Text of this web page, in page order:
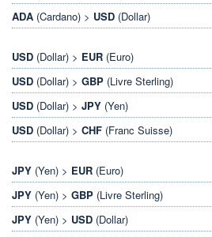
ADA (Cardano) > USD (Dollar)
USD (Dollar) > EUR (Euro)
USD (Dollar) > GBP (Livre Sterling)
USD (Dollar) > JPY (Yen)
USD (Dollar) > CHF (Franc Suisse)
JPY (Yen) > EUR (Euro)
JPY (Yen) > GBP (Livre Sterling)
JPY (Yen) > USD (Dollar)